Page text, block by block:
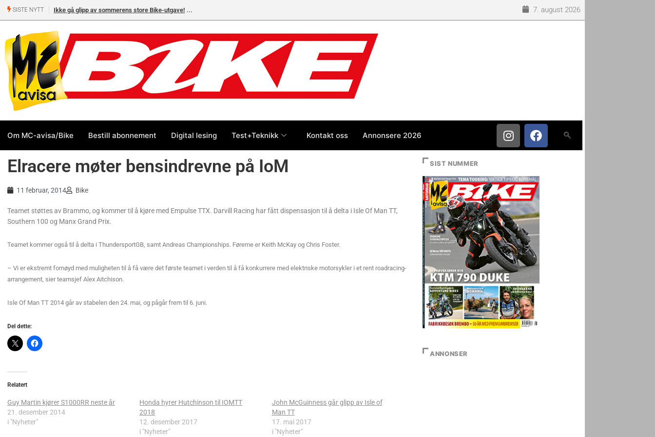
SISTE NYTT Ikke gå glipp av sommerens store Bike-utgave! 7. august 2026
Om MC-avisa/Bike Bestill abonnement Digital lesing Test+Teknikk Kontakt oss Annonsere 2026
Elracere møter bensindrevne på IoM
11 februar, 2014 Bike
Teamet støttes av Brammo, og kommer til å kjøre med Empulse TTX. Darvill Racing har fått dispensasjon til å delta i Isle Of Man TT,
Southern 100 og Manx Grand Prix.
Teamet kommer også til å delta i ThundersportGB, samt Andreas Championships. Førerne er Keith McKay og Chris Foster.
– Vi er ekstremt fornøyd med muligheten til å få være det første teamet i verden til å få konkurrere med elektriske motorsykler i et rent roadracing-
arrangement, sier teamsjef Alex Aitchison.
Isle Of Man TT 2014 går av stabelen den 24. mai, og pågår frem til 6. juni.
Del dette:
Relatert
Guy Martin kjører S1000RR neste år
21. desember 2014
i "Nyheter"
Honda hyrer Hutchinson til IOMTT
2018
12. desember 2017
i "Nyheter"
John McGuinness går glipp av Isle of
Man TT
17. mai 2017
i "Nyheter"
SIST NUMMER
ANNONSER